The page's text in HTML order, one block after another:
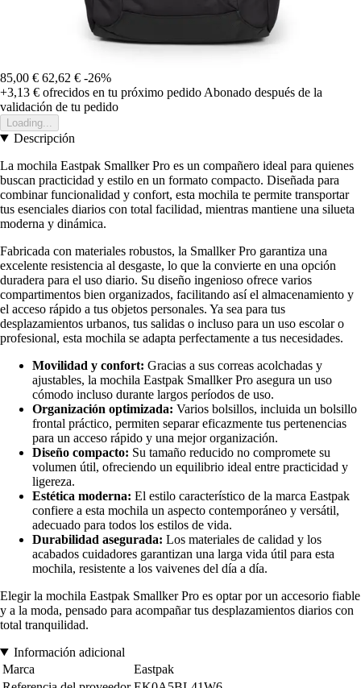
85,00 € 62,62 € -26%
+3,13 € ofrecidos en tu próximo pedido Abonado después de la
validación de tu pedido
Loading...
Descripción
La mochila Eastpak Smallker Pro es un compañero ideal para quienes
buscan practicidad y estilo en un formato compacto. Diseñada para
combinar funcionalidad y confort, esta mochila te permite transportar
tus esenciales diarios con total facilidad, mientras mantiene una silueta
moderna y dinámica.
Fabricada con materiales robustos, la Smallker Pro garantiza una
excelente resistencia al desgaste, lo que la convierte en una opción
duradera para el uso diario. Su diseño ingenioso ofrece varios
compartimentos bien organizados, facilitando así el almacenamiento y
el acceso rápido a tus objetos personales. Ya sea para tus
desplazamientos urbanos, tus salidas o incluso para un uso escolar o
profesional, esta mochila se adapta perfectamente a tus necesidades.
Movilidad y confort: Gracias a sus correas acolchadas y
ajustables, la mochila Eastpak Smallker Pro asegura un uso
cómodo incluso durante largos períodos de uso.
Organización optimizada: Varios bolsillos, incluida un bolsillo
frontal práctico, permiten separar eficazmente tus pertenencias
para un acceso rápido y una mejor organización.
Diseño compacto: Su tamaño reducido no compromete su
volumen útil, ofreciendo un equilibrio ideal entre practicidad y
ligereza.
Estética moderna: El estilo característico de la marca Eastpak
confiere a esta mochila un aspecto contemporáneo y versátil,
adecuado para todos los estilos de vida.
Durabilidad asegurada: Los materiales de calidad y los
acabados cuidadores garantizan una larga vida útil para esta
mochila, resistente a los vaivenes del día a día.
Elegir la mochila Eastpak Smallker Pro es optar por un accesorio fiable
y a la moda, pensado para acompañar tus desplazamientos diarios con
total tranquilidad.
Información adicional
Marca
Eastpak